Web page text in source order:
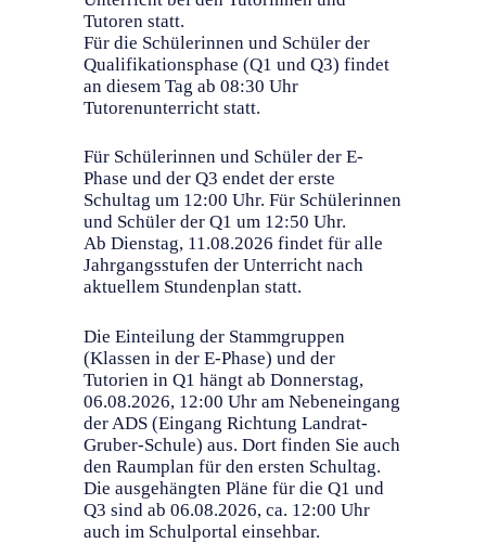
Tutoren statt.
Für die Schülerinnen und Schüler der
Qualifikationsphase (Q1 und Q3) findet
an diesem Tag ab 08:30 Uhr
Tutorenunterricht statt.
Für Schülerinnen und Schüler der E-
Phase und der Q3 endet der erste
Schultag um 12:00 Uhr. Für Schülerinnen
und Schüler der Q1 um 12:50 Uhr.
Ab Dienstag, 11.08.2026 findet für alle
Jahrgangsstufen der Unterricht nach
aktuellem Stundenplan statt.
Die Einteilung der Stammgruppen
(Klassen in der E-Phase) und der
Tutorien in Q1 hängt ab Donnerstag,
06.08.2026, 12:00 Uhr am Nebeneingang
der ADS (Eingang Richtung Landrat-
Gruber-Schule) aus. Dort finden Sie auch
den Raumplan für den ersten Schultag.
Die ausgehängten Pläne für die Q1 und
Q3 sind ab 06.08.2026, ca. 12:00 Uhr
auch im Schulportal einsehbar.